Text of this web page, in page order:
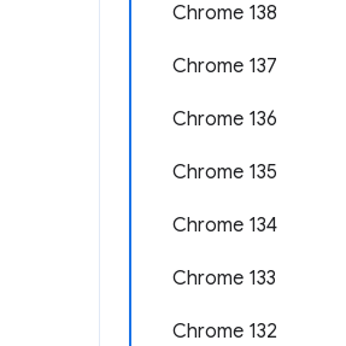
Chrome 138
Chrome 137
Chrome 136
Chrome 135
Chrome 134
Chrome 133
Chrome 132